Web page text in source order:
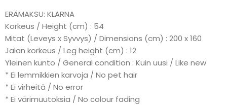
ERÄMAKSU: KLARNA
Korkeus / Height (cm) : 54
Mitat (Leveys x Syvvys) / Dimensions (cm) : 200 x 160
Jalan korkeus / Leg height (cm) : 12
Yleinen kunto / General condition : Kuin uusi / Like new
* Ei lemmikkien karvoja / No pet hair
* Ei virheitä / No error
* Ei värimuutoksia / No colour fading